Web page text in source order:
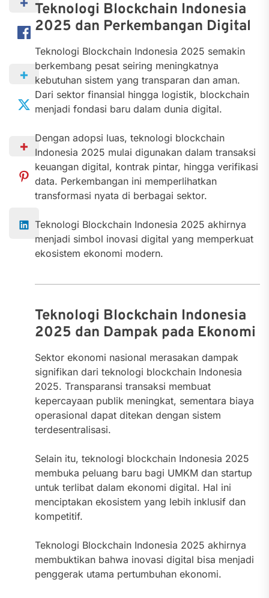
Teknologi Blockchain Indonesia
2025 dan Perkembangan Digital
Teknologi Blockchain Indonesia 2025 semakin
berkembang pesat seiring meningkatnya
kebutuhan sistem yang transparan dan aman.
Dari sektor finansial hingga logistik, blockchain
menjadi fondasi baru dalam dunia digital.
Dengan adopsi luas, teknologi blockchain
Indonesia 2025 mulai digunakan dalam transaksi
keuangan digital, kontrak pintar, hingga verifikasi
data. Perkembangan ini memperlihatkan
transformasi nyata di berbagai sektor.
Teknologi Blockchain Indonesia 2025 akhirnya
menjadi simbol inovasi digital yang memperkuat
ekosistem ekonomi modern.
Teknologi Blockchain Indonesia
2025 dan Dampak pada Ekonomi
Sektor ekonomi nasional merasakan dampak
signifikan dari teknologi blockchain Indonesia
2025. Transparansi transaksi membuat
kepercayaan publik meningkat, sementara biaya
operasional dapat ditekan dengan sistem
terdesentralisasi.
Selain itu, teknologi blockchain Indonesia 2025
membuka peluang baru bagi UMKM dan startup
untuk terlibat dalam ekonomi digital. Hal ini
menciptakan ekosistem yang lebih inklusif dan
kompetitif.
Teknologi Blockchain Indonesia 2025 akhirnya
membuktikan bahwa inovasi digital bisa menjadi
penggerak utama pertumbuhan ekonomi.